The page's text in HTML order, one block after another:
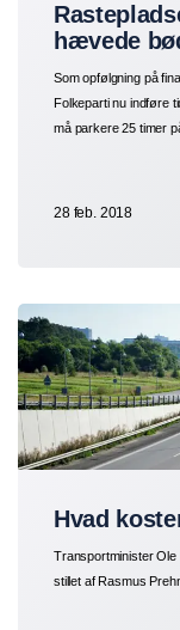
hævede
Som opfølgning på
Folkeparti nu indføre
må parkere 25 timer
28 feb. 2018
Hvad
Transportminister Ole
stillet af Rasmus